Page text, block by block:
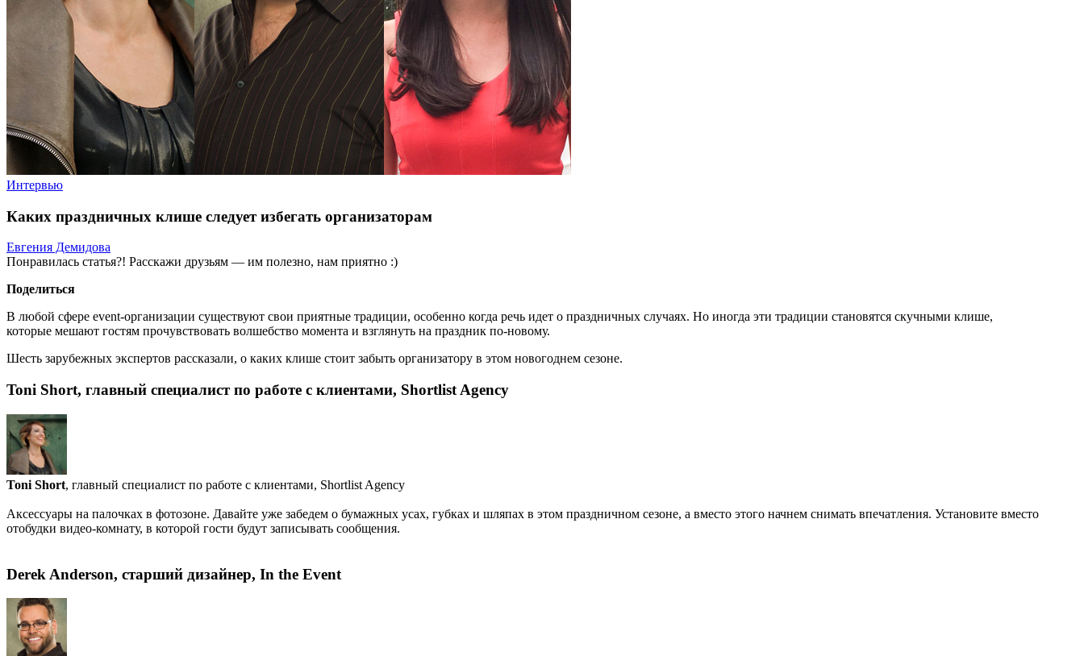
Интервью
Каких праздничных клише следует избегать организаторам
Евгения Демидова
Понравилась статья?! Расскажи друзьям — им полезно, нам приятно :)
Поделиться
В любой сфере event-организации существуют свои приятные традиции, особенно когда речь идет о праздничных случаях. Но иногда эти традиции становятся скучными клише,
которые мешают гостям прочувствовать волшебство момента и взглянуть на праздник по-новому.
Шесть зарубежных экспертов рассказали, о каких клише стоит забыть организатору в этом новогоднем сезоне.
Toni Short, главный специалист по работе с клиентами, Shortlist Agency
Toni Short, главный специалист по работе с клиентами, Shortlist Agency
Аксессуары на палочках в фотозоне. Давайте уже забедем о бумажных усах, губках и шляпах в этом праздничном сезоне, а вместо этого начнем снимать впечатления. Установите вместо
отобудки видео-комнату, в которой гости будут записывать сообщения.
Derek Anderson, старший дизайнер, In the Event